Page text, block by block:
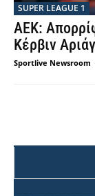
SUPER LEAGUE 1
ΑΕΚ:
Κέρβιν
Sportlive Newsroom